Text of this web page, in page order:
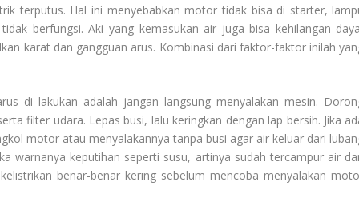
terputus. Hal ini menyebabkan motor tidak bisa di starter,
berfungsi. Aki yang kemasukan air juga bisa kehilangan
karat dan gangguan arus. Kombinasi dari faktor-faktor inilah
di lakukan adalah jangan langsung menyalakan mesin.
filter udara. Lepas busi, lalu keringkan dengan lap bersih. Jika
motor atau menyalakannya tanpa busi agar air keluar dari
warnanya keputihan seperti susu, artinya sudah tercampur air
benar-benar kering sebelum mencoba menyalakan